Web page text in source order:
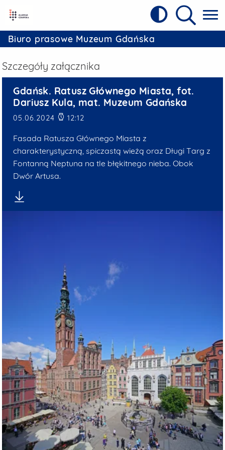
Referat Prasowy Urzędu Miejskiego w
Kontrast
Biuro prasowe Muzeum Gdańska
Szczegóły załącznika
Gdańsk. Ratusz Głównego Miasta, fot.
Dariusz Kula, mat. Muzeum Gdańska
Data publikacji
05.06.2024 12:12
Fasada Ratusza Głównego Miasta z
charakterystyczną, spiczastą wieżą oraz Długi Targ z
Fontanną Neptuna na tle błękitnego nieba. Obok
Dwór Artusa.